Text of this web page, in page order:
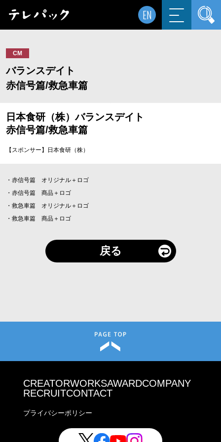
EN
CM
バランスデイト
赤信号篇/救急車篇
日本食研（株）バランスデイト
赤信号篇/救急車篇
【スポンサー】日本食研（株）
・赤信号篇 オリジナル＋ロゴ
・赤信号篇 商品＋ロゴ
・救急車篇 オリジナル＋ロゴ
・救急車篇 商品＋ロゴ
戻る
CREATORWORKSAWARDCOMPANY
RECRUITCONTACT
プライバシーポリシー